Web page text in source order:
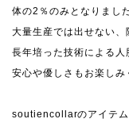
体の2％のみとなりました
大量生産では出せない、
長年培った技術による人
安心や優しさもお楽しみ
soutiencollarのアイテム